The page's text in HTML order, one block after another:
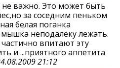
важно. Это может быть
за соседним пеньком
белая поганка
неподалёку лежать.
впитают эту
и ...приятного аппетита
21:12